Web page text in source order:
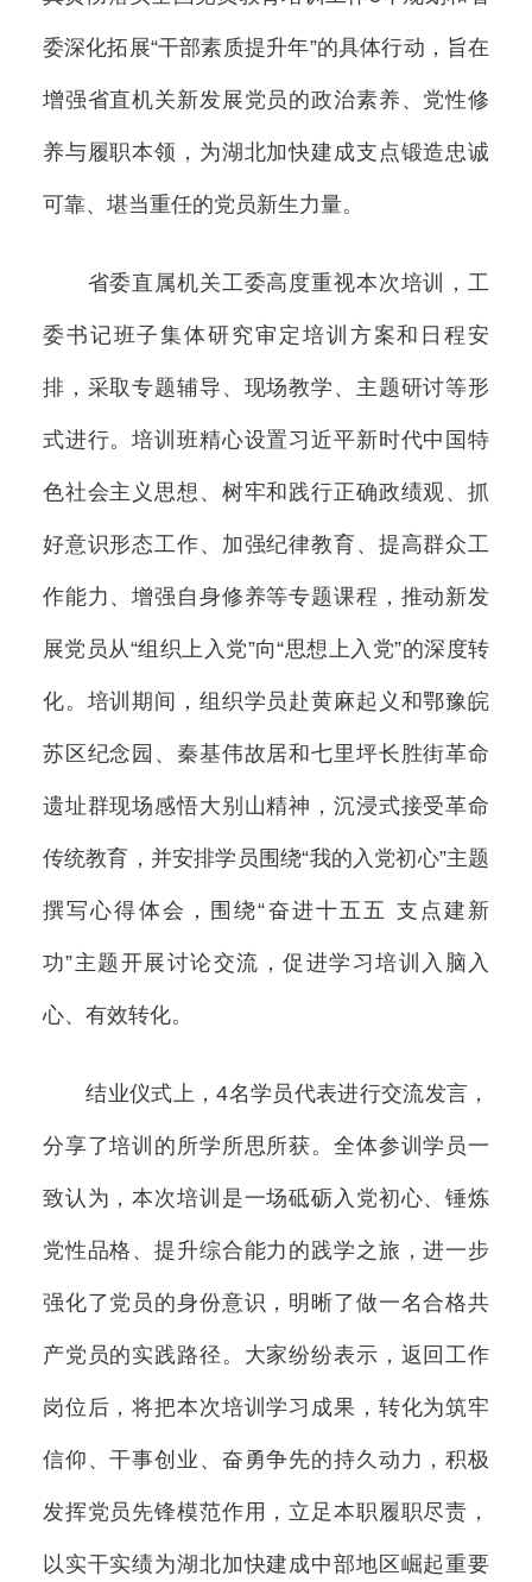
委深化拓展“干部素质提升年”的具体行动，旨在
增强省直机关新发展党员的政治素养、党性修
养与履职本领，为湖北加快建成支点锻造忠诚
可靠、堪当重任的党员新生力量。
省委直属机关工委高度重视本次培训，工
委书记班子集体研究审定培训方案和日程安
排，采取专题辅导、现场教学、主题研讨等形
式进行。培训班精心设置习近平新时代中国特
色社会主义思想、树牢和践行正确政绩观、抓
好意识形态工作、加强纪律教育、提高群众工
作能力、增强自身修养等专题课程，推动新发
展党员从“组织上入党”向“思想上入党”的深度转
化。培训期间，组织学员赴黄麻起义和鄂豫皖
苏区纪念园、秦基伟故居和七里坪长胜街革命
遗址群现场感悟大别山精神，沉浸式接受革命
传统教育，并安排学员围绕“我的入党初心”主题
撰写心得体会，围绕“奋进十五五 支点建新
功”主题开展讨论交流，促进学习培训入脑入
心、有效转化。
结业仪式上，4名学员代表进行交流发言，
分享了培训的所学所思所获。全体参训学员一
致认为，本次培训是一场砥砺入党初心、锤炼
党性品格、提升综合能力的践学之旅，进一步
强化了党员的身份意识，明晰了做一名合格共
产党员的实践路径。大家纷纷表示，返回工作
岗位后，将把本次培训学习成果，转化为筑牢
信仰、干事创业、奋勇争先的持久动力，积极
发挥党员先锋模范作用，立足本职履职尽责，
以实干实绩为湖北加快建成中部地区崛起重要